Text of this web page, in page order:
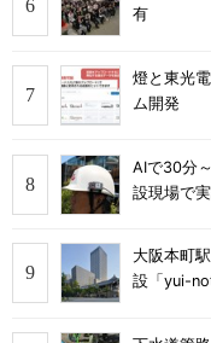
有
燈と東光
ム開発
AIで30分
設現場で
大阪本町
設「yui-